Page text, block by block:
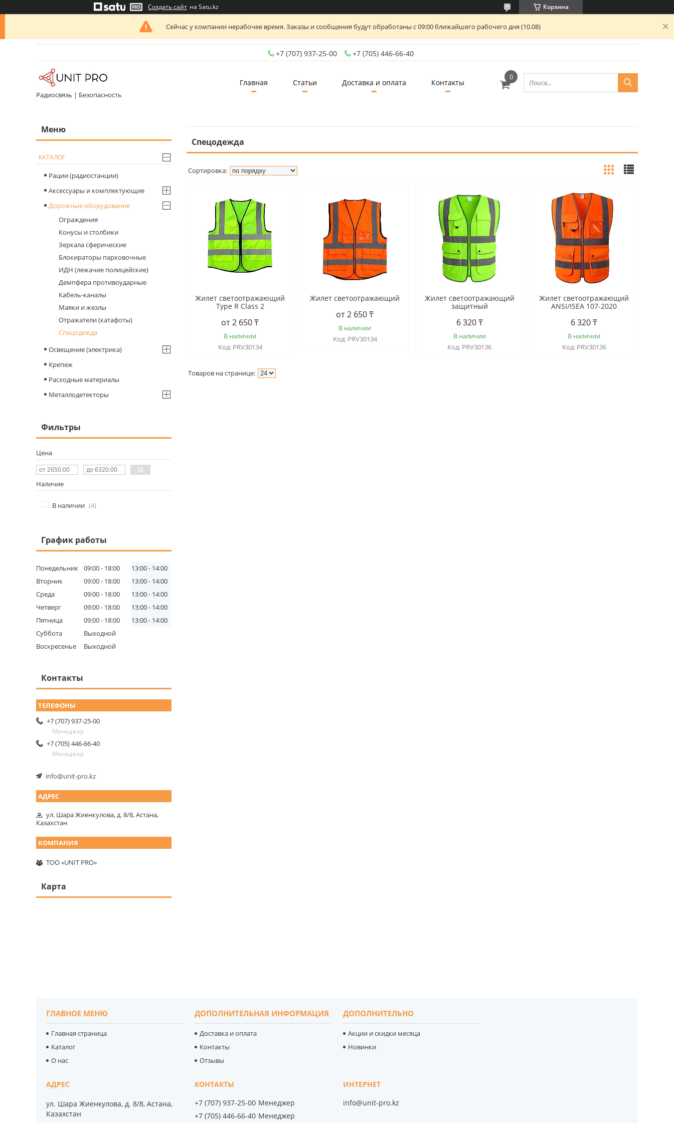
Создать сайт на Satu.kz Корзина
Сейчас у компании нерабочее время. Заказы и сообщения будут обработаны с 09:00 ближайшего рабочего дня (10.08)
+7 (707) 937-25-00 +7 (705) 446-66-40
Радиосвязь | Безопасность
Главная Статьи Доставка и оплата Контакты
Спецодежда
Жилет светоотражающий
Type R Class 2
от 2 650 ₸
В наличии
PRV30134
Жилет светоотражающий
от 2 650 ₸
В наличии
PRV30134
Жилет светоотражающий
защитный
6 320 ₸
В наличии
PRV30136
Жилет светоотражающий
ANSI/ISEA 107-2020
6 320 ₸
В наличии
PRV30136
КАТАЛОГ
Рации (радиостанции)
Аксессуары и комплектующие
Дорожные оборудование
Ограждения
Конусы и столбики
Зеркала сферические
Блокираторы парковочные
ИДН (лежачие полицейские)
Демпфера противоударные
Кабель-каналы
Маяки и жезлы
Отражатели (катафоты)
Спецодежда
Освещение (электрика)
Крепеж
Расходные материалы
Металлодетекторы
Фильтры
Цена
Наличие
В наличии 4
График работы
Понедельник 09:00 18:00 13:00
14:00
Вторник
09:00 18:00 13:00
14:00
Среда
09:00 18:00 13:00
14:00
Четверг
09:00 18:00 13:00
14:00
Пятница
09:00 18:00 13:00
14:00
Суббота
Выходной
Воскресенье
Выходной
Контакты
+7 (707) 937-25-00
Менеджер
+7 (705) 446-66-40
Менеджер
info@unit-pro.kz
ул. Шара Жиенкулова, д. 8/8, Астана,
Казахстан
ТОО «UNIT PRO»
Карта
ГЛАВНОЕ МЕНЮ
Главная страница
Каталог
О нас
ДОПОЛНИТЕЛЬНАЯ ИНФОРМАЦИЯ
Доставка и оплата
Контакты
Отзывы
ДОПОЛНИТЕЛЬНО
Акции и скидки месяца
Новинки
ул. Шара Жиенкулова, д. 8/8, Астана,
Казахстан
+7 (707) 937-25-00 Менеджер
+7 (705) 446-66-40 Менеджер
info@unit-pro.kz